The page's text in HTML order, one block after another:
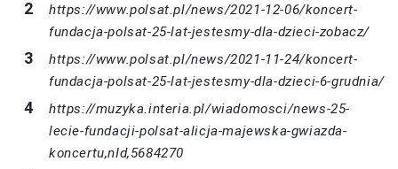
https://www.polsat.pl/news/2021-12-06/koncert-
fundacja-polsat-25-lat-jestesmy-dla-dzieci-zobacz/
https://www.polsat.pl/news/2021-11-24/koncert-
fundacja-polsat-25-lat-jestesmy-dla-dzieci-6-grudnia/
https://muzyka.interia.pl/wiadomosci/news-25-
lecie-fundacji-polsat-alicja-majewska-gwiazda-
koncertu,nId,5684270